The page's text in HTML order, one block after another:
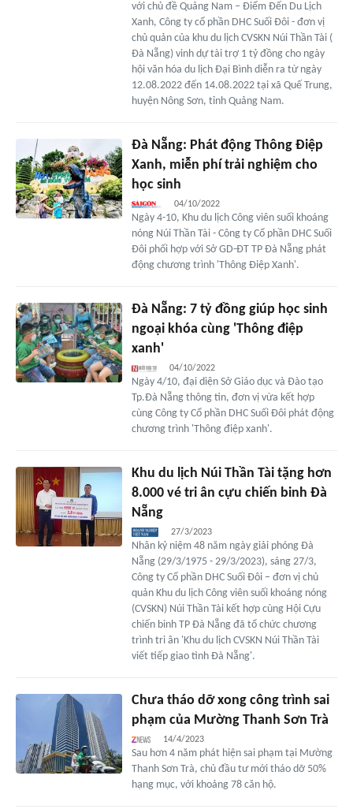
với chủ đề Quảng Nam – Điểm Đến Du Lịch
Xanh, Công ty cổ phần DHC Suối Đôi - đơn vị
chủ quản của khu du lịch CVSKN Núi Thần Tài (
Đà Nẵng) vinh dự tài trợ 1 tỷ đồng cho ngày
hội văn hóa du lịch Đại Bình diễn ra từ ngày
12.08.2022 đến 14.08.2022 tại xã Quế Trung,
huyện Nông Sơn, tỉnh Quảng Nam.
Đà Nẵng: Phát động Thông Điệp
Xanh, miễn phí trải nghiệm cho
học sinh
04/10/2022
Ngày 4-10, Khu du lịch Công viên suối khoáng
nóng Núi Thần Tài - Công ty Cổ phần DHC Suối
Đôi phối hợp với Sở GD-ĐT TP Đà Nẵng phát
động chương trình 'Thông Điệp Xanh'.
Đà Nẵng: 7 tỷ đồng giúp học sinh
ngoại khóa cùng 'Thông điệp
xanh'
04/10/2022
Ngày 4/10, đại diện Sở Giáo dục và Đào tạo
Tp.Đà Nẵng thông tin, đơn vị vừa kết hợp
cùng Công ty Cổ phần DHC Suối Đôi phát động
chương trình 'Thông điệp xanh'.
Khu du lịch Núi Thần Tài tặng hơn
8.000 vé tri ân cựu chiến binh Đà
Nẵng
27/3/2023
Nhân kỷ niệm 48 năm ngày giải phóng Đà
Nẵng (29/3/1975 - 29/3/2023), sáng 27/3,
Công ty Cổ phần DHC Suối Đôi – đơn vị chủ
quản Khu du lịch Công viên suối khoáng nóng
(CVSKN) Núi Thần Tài kết hợp cùng Hội Cựu
chiến binh TP Đà Nẵng đã tổ chức chương
trình tri ân 'Khu du lịch CVSKN Núi Thần Tài
viết tiếp giao tình Đà Nẵng'.
Chưa tháo dỡ xong công trình sai
phạm của Mường Thanh Sơn Trà
14/4/2023
Sau hơn 4 năm phát hiện sai phạm tại Mường
Thanh Sơn Trà, chủ đầu tư mới tháo dỡ 50%
hạng mục, với khoảng 78 căn hộ.